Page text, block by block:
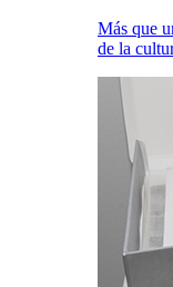
Más que
de la